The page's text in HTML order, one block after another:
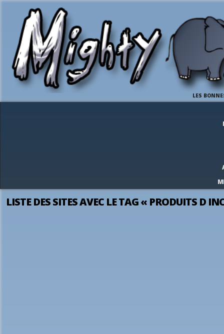
LES
LISTE DES SITES AVEC LE TAG « PRODUITS D